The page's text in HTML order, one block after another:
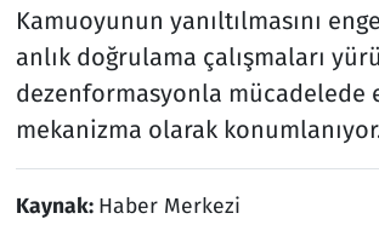
Kamuoyunun yanıltılmasını
anlık doğrulama çalışmaları
dezenformasyonla mücadelede
mekanizma olarak
Kaynak: Haber Merkezi